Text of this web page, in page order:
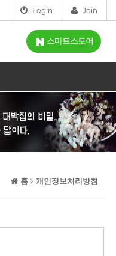
Login Join
스마트스토어
홈 개인정보처리방침